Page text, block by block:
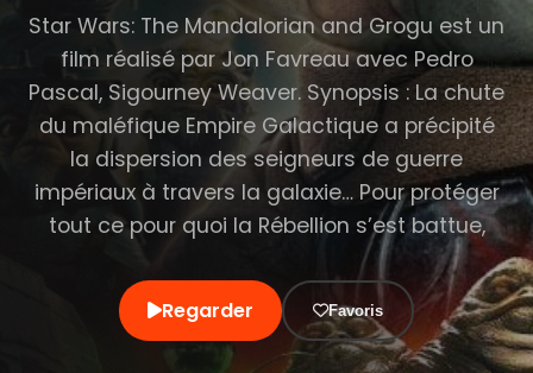
Star Wars: The Mandalorian and Grogu est un
film réalisé par Jon Favreau avec Pedro
Pascal, Sigourney Weaver. Synopsis : La chute
du maléfique Empire Galactique a précipité
la dispersion des seigneurs de guerre
impériaux à travers la galaxie… Pour protéger
tout ce pour quoi la Rébellion s’est battue,
Regarder Favoris